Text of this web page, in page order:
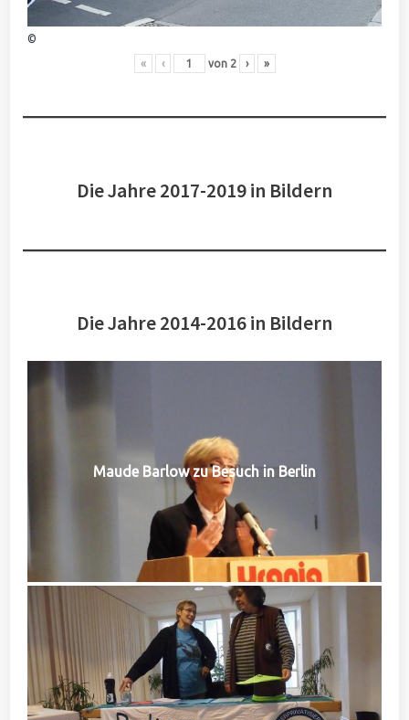
©
« ‹ von 2 › »
Die Jahre 2017-2019 in Bildern
Die Jahre 2014-2016 in Bildern
Maude Barlow zu Besuch in Berlin